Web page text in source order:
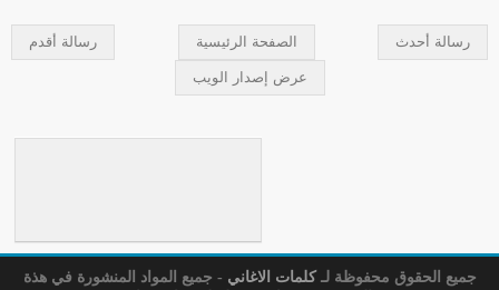
رسالة أحدث رسالة أقدم الصفحة الرئيسية
عرض إصدار الويب
جميع الحقوق محفوظة لـكلمات الاغاني - جميع المواد المنشورة في هذة